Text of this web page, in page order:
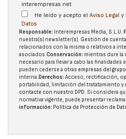
interempresas.net
He leído y acepto el Aviso Legal y
Datos
Responsable: Interempresas Media, S.L.U.
nuestra(s) newsletter(s). Gestión de
relacionados con la misma o relativos a
asociados.Conservación: mientras dure la
necesario para llevar a cabo las finalidades
pueden cederse a otras empresas del grupo
interna.Derechos: Acceso, rectificación,
portabilidad, limitación del tratatamiento y
contacte con nuestro DPD. Si considera
normativa vigente, puede presentar
información: Política de Protección de